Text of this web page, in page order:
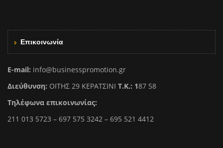
Επικοινωνία
E-mail: info@businesspromotion.gr
Διεύθυνση: ΟΙΤΗΣ 29 ΚΕΡΑΤΣΙΝΙ Τ.Κ.: 187 58
Τηλέφωνα επικοινωνίας:
211 013 5723 – 697 575 3242 – 695 521 4412